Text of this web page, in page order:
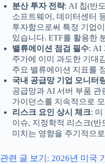
분산 투자 전략: AI 칩(반
소프트웨어, 데이터센터
투자함으로써 특정 기업
있습니다. ETF를 활용한
밸류에이션 점검 필수: AI
주가에 이미 과도한 기대
주요 밸류에이션 지표를
국내 공급망 기업 모니터
공급망과 AI 서버 부품 관
가이던스를 지속적으로
리스크 요인 상시 체크:
이슈, 지정학적 리스크(반
미치는 영향을 주기적으
관련 글 보기: 2026년 미국